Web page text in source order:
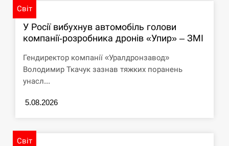
СЕРПЕНЬ
11:23
Россияне ударили “Бардеролями” по Харькову,
есть пострадавшие
Світ
У Росії вибухнув автомобіль голови
компанії-розробника дронів «Упир» – ЗМІ
Гендиректор компанії «Уралдронзавод»
Володимир Ткачук зазнав тяжких поранень
унасл...
5.08.2026
Світ